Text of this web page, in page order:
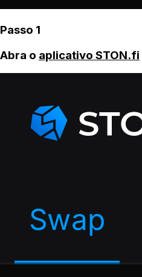
Passo 1
Abra o aplicativo STON.fi